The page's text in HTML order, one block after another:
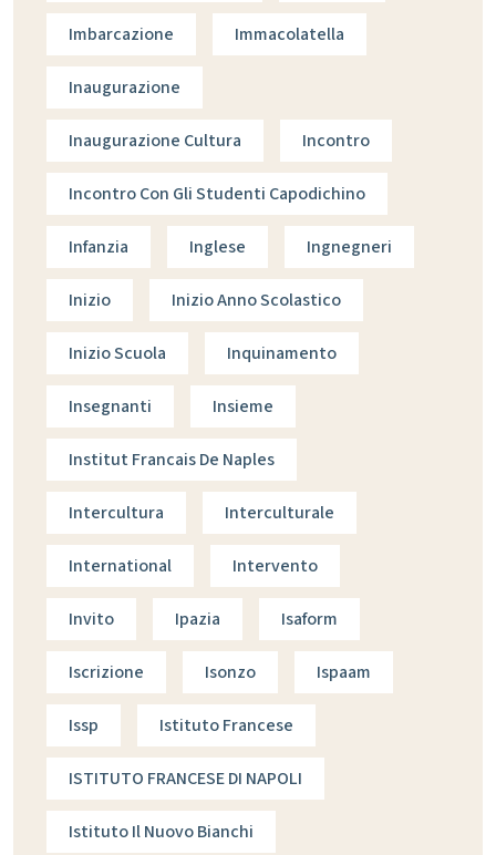
Imbarcazione Immacolatella
Inaugurazione
Inaugurazione Cultura Incontro
Incontro Con Gli Studenti Capodichino
Infanzia Inglese Ingnegneri
Inizio Inizio Anno Scolastico
Inizio Scuola Inquinamento
Insegnanti Insieme
Institut Francais De Naples
Intercultura Interculturale
International Intervento
Invito Ipazia Isaform
Iscrizione Isonzo Ispaam
Issp Istituto Francese
ISTITUTO FRANCESE DI NAPOLI
Istituto Il Nuovo Bianchi